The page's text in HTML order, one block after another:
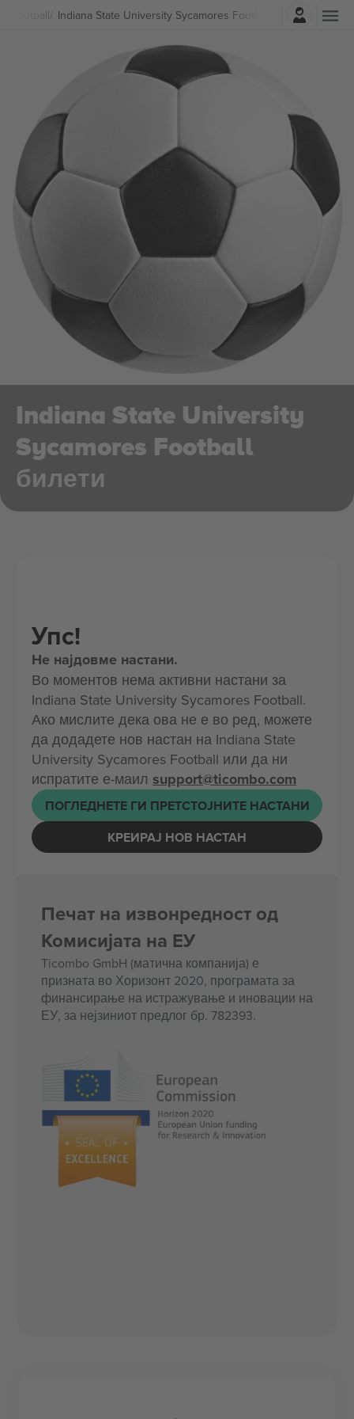
Football Indiana State University Sycamores Football Билети
Најави се
Indiana State University
Sycamores Football
билети
Упс!
Не најдовме настани.
Во моментов нема активни настани за
Indiana State University Sycamores Football.
Ако мислите дека ова не е во ред, можете
да додадете нов настан на Indiana State
University Sycamores Football или да ни
испратите е-маил support@ticombo.com
ПОГЛЕДНЕТЕ ГИ ПРЕТСТОЈНИТЕ НАСТАНИ
КРЕИРАЈ НОВ НАСТАН
Печат на извонредност од
Комисијата на ЕУ
Ticombo GmbH (матична компанија) е
призната во Хоризонт 2020, програмата за
финансирање на истражување и иновации на
ЕУ, за нејзиниот предлог бр. 782393.